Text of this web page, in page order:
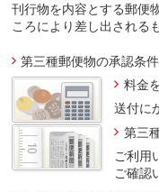
刊行物を内容とする郵便
ころにより差し出される
第三種郵便物の承認条
料金
送付に
第三
ご利用
ご確認